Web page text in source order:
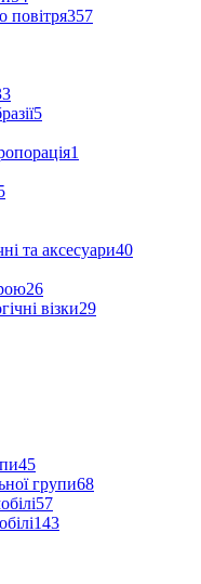
повітря357
5
1
та аксесуари40
26
візки29
45
групи68
57
143